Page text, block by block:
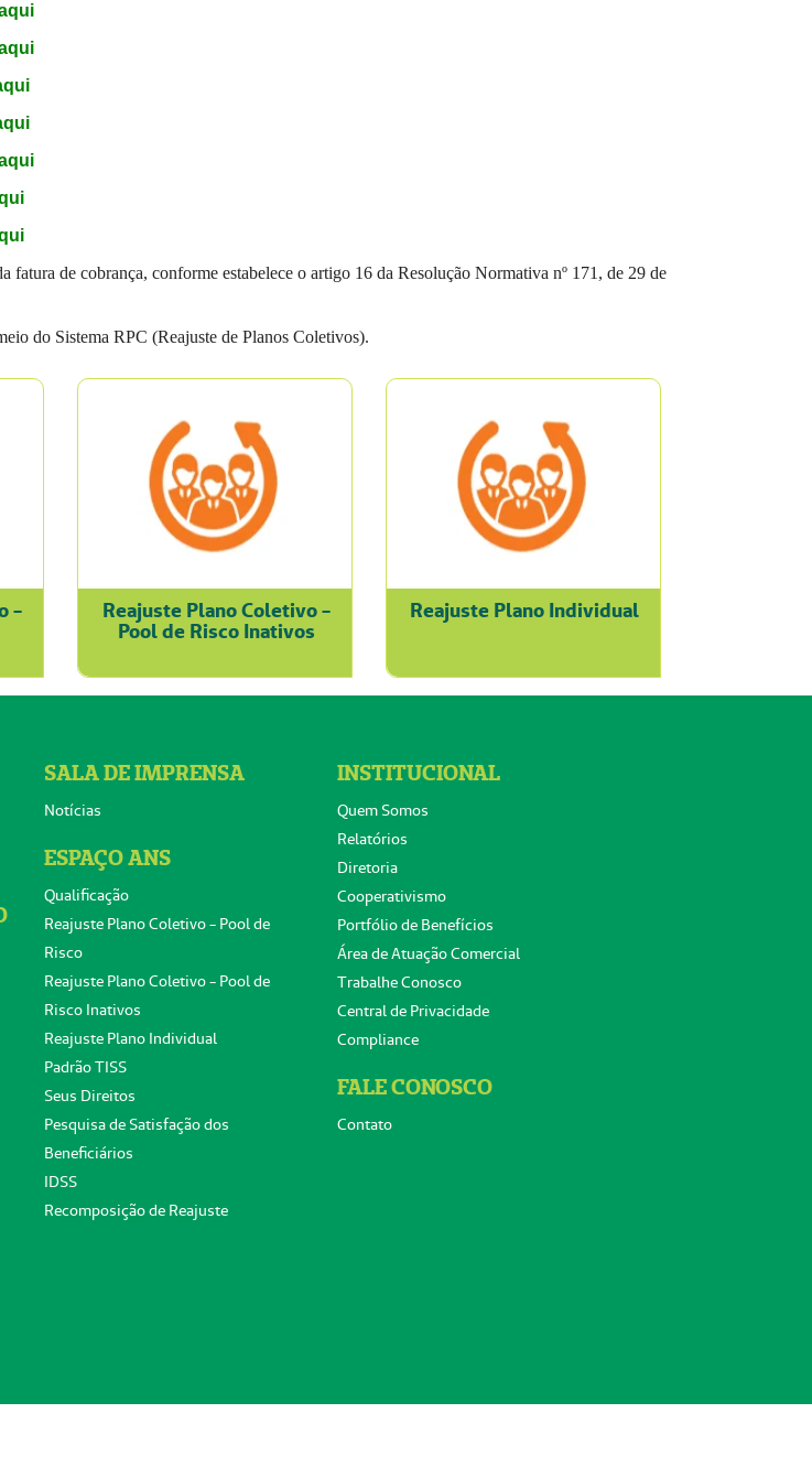
de cobrança, conforme estabelece o artigo 16 da Resolução Normativa nº 171, de 29 de
do Sistema RPC (Reajuste de Planos Coletivos).
-
Reajuste Plano Coletivo -
Pool de Risco Inativos
Reajuste Plano Individual
SALA DE IMPRENSA
Notícias
ESPAÇO ANS
Qualificação
Reajuste Plano Coletivo - Pool de
Risco
Reajuste Plano Coletivo - Pool de
Risco Inativos
Reajuste Plano Individual
Padrão TISS
Seus Direitos
Pesquisa de Satisfação dos
Beneficiários
IDSS
Recomposição de Reajuste
INSTITUCIONAL
Quem Somos
Relatórios
Diretoria
Cooperativismo
Portfólio de Benefícios
Área de Atuação Comercial
Trabalhe Conosco
Central de Privacidade
Compliance
FALE CONOSCO
Contato